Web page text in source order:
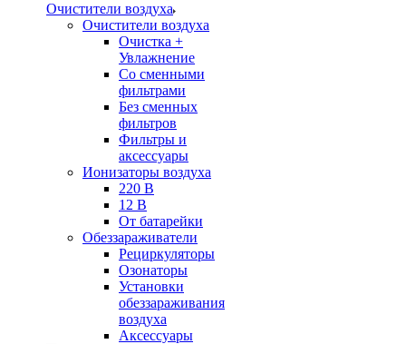
Очистители воздуха
Очистители воздуха
Очистка +
Увлажнение
Cо сменными
фильтрами
Без сменных
фильтров
Фильтры и
аксессуары
Ионизаторы воздуха
220 В
12 В
От батарейки
Обеззараживатели
Рециркуляторы
Озонаторы
Установки
обеззараживания
воздуха
Аксессуары